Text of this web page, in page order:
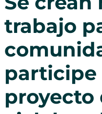
trabajo
participe
proyecto